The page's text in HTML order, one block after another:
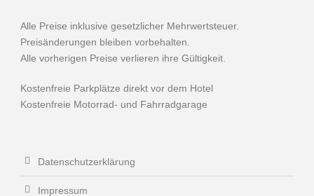
Alle Preise inklusive gesetzlicher Mehrwertsteuer.
Preisänderungen bleiben vorbehalten.
Alle vorherigen Preise verlieren ihre Gültigkeit.
Kostenfreie Parkplätze direkt vor dem Hotel
Kostenfreie Motorrad- und Fahrradgarage
Datenschutzerklärung
Impressum